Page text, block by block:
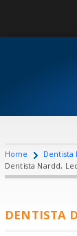
Home Dentista
Dentista Nardd,
DENTISTA